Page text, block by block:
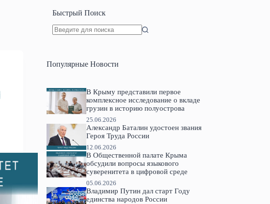
Быстрый Поиск
Популярные Новости
В Крыму представили первое
комплексное исследование о вкладе
грузин в историю полуострова
25.06.2026
Александр Баталин удостоен звания
Героя Труда России
12.06.2026
В Общественной палате Крыма
обсудили вопросы языкового
суверенитета в цифровой среде
05.06.2026
Владимир Путин дал старт Году
единства народов России